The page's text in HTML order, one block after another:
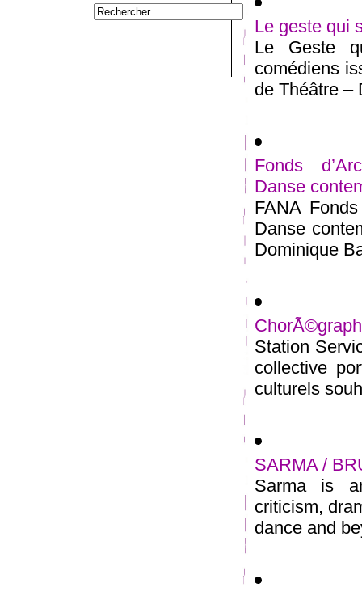
Le geste qui
Le Geste
comédiens
de Théâtre –
Fonds
Danse
FANA
Danse
Dominique
Station
collective
culturels
SARMA /
Sarma is
criticism,
dance and